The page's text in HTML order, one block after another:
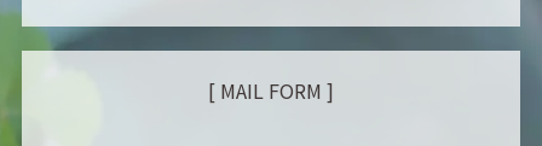
[ MAIL FORM ]